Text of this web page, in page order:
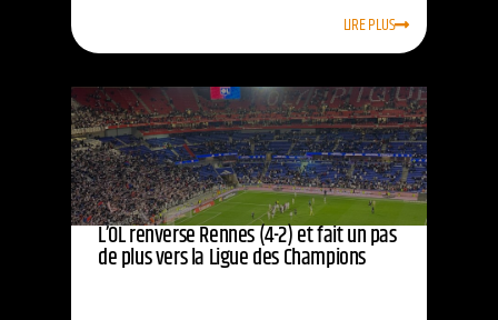
LIRE PLUS
L’OL renverse Rennes (4-2) et fait un pas
de plus vers la Ligue des Champions